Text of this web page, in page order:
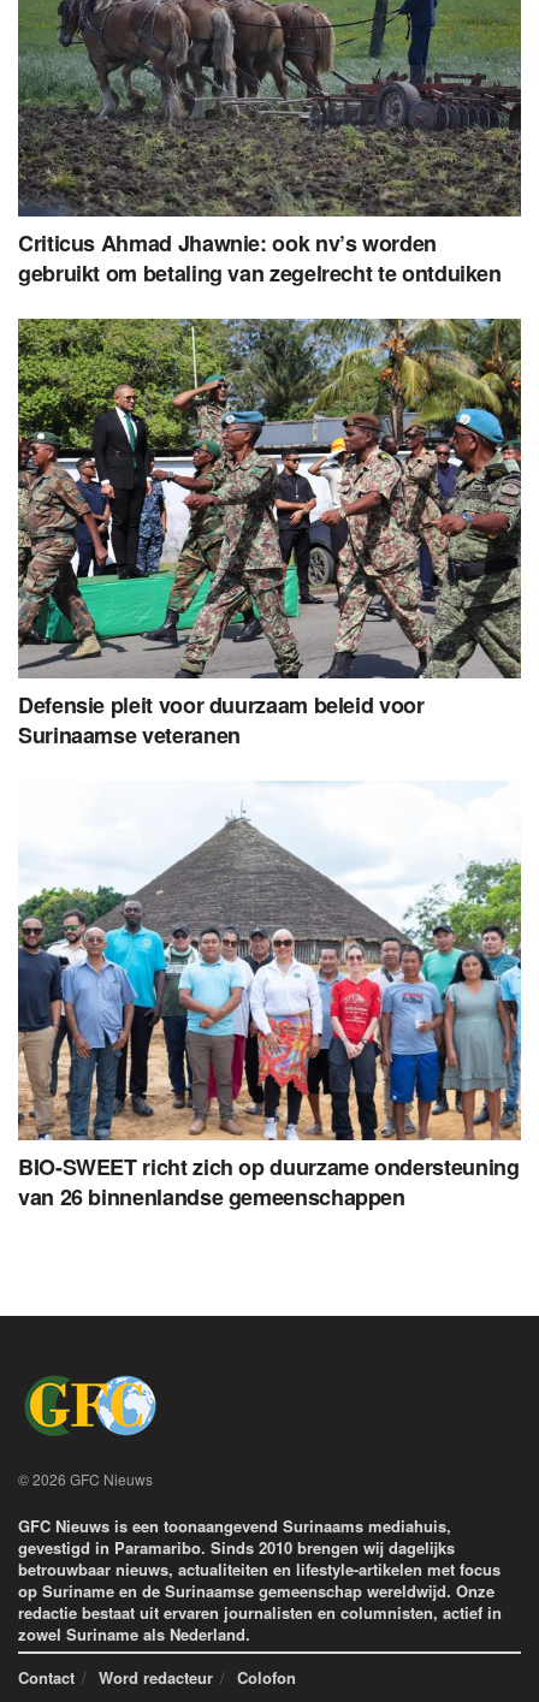
Criticus Ahmad Jhawnie: ook nv’s worden
gebruikt om betaling van zegelrecht te ontduiken
Defensie pleit voor duurzaam beleid voor
Surinaamse veteranen
BIO-SWEET richt zich op duurzame ondersteuning
van 26 binnenlandse gemeenschappen
© 2026 GFC Nieuws
GFC Nieuws is een toonaangevend Surinaams mediahuis,
gevestigd in Paramaribo. Sinds 2010 brengen wij dagelijks
betrouwbaar nieuws, actualiteiten en lifestyle-artikelen met focus
op Suriname en de Surinaamse gemeenschap wereldwijd. Onze
redactie bestaat uit ervaren journalisten en columnisten, actief in
zowel Suriname als Nederland.
Contact
Word redacteur Colofon